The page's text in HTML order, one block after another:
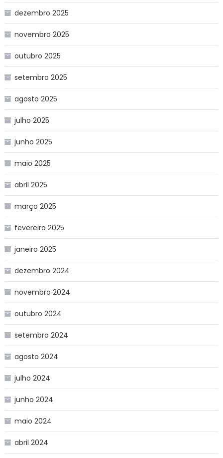
dezembro 2025
novembro 2025
outubro 2025
setembro 2025
agosto 2025
julho 2025
junho 2025
maio 2025
abril 2025
março 2025
fevereiro 2025
janeiro 2025
dezembro 2024
novembro 2024
outubro 2024
setembro 2024
agosto 2024
julho 2024
junho 2024
maio 2024
abril 2024